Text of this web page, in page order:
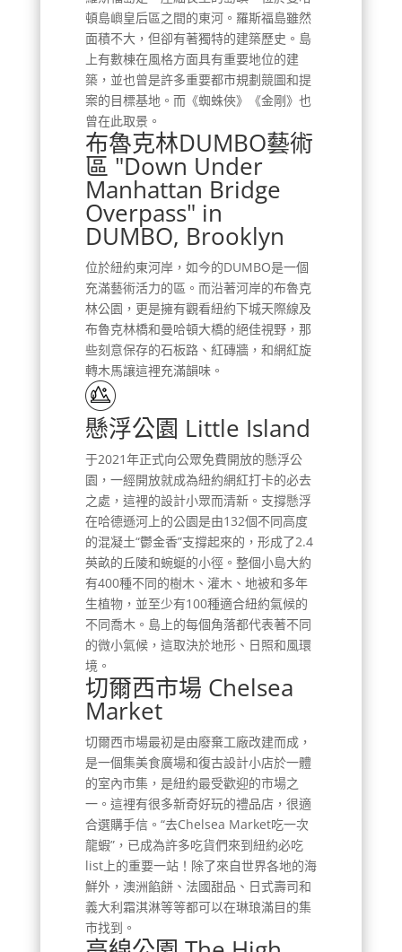
頓島嶼皇后區之間的東河。羅斯福島雖然
面積不大，但卻有著獨特的建築歷史。島
上有數棟在風格方面具有重要地位的建
築，並也曾是許多重要都市規劃競圖和提
案的目標基地。而《蜘蛛俠》《金剛》也
曾在此取景。
布魯克林DUMBO藝術
區 "Down Under
Manhattan Bridge
Overpass" in
DUMBO, Brooklyn
位於紐約東河岸，如今的DUMBO是一個
充滿藝術活力的區。而沿著河岸的布魯克
林公園，更是擁有觀看紐約下城天際線及
布魯克林橋和曼哈頓大橋的絕佳視野，那
些刻意保存的石板路、紅磚牆，和網紅旋
轉木馬讓這裡充滿韻味。
懸浮公園 Little Island
于2021年正式向公眾免費開放的懸浮公
園，一經開放就成為紐約網紅打卡的必去
之處，這裡的設計小眾而清新。支撐懸浮
在哈德遜河上的公園是由132個不同高度
的混凝土“鬱金香”支撐起來的，形成了2.4
英畝的丘陵和蜿蜒的小徑。整個小島大約
有400種不同的樹木、灌木、地被和多年
生植物，並至少有100種適合紐約氣候的
不同喬木。島上的每個角落都代表著不同
的微小氣候，這取決於地形、日照和風環
境。
切爾西市場 Chelsea
Market
切爾西市場最初是由廢棄工廠改建而成，
是一個集美食廣場和復古設計小店於一體
的室內市集，是紐約最受歡迎的市場之
一。這裡有很多新奇好玩的禮品店，很適
合選購手信。“去Chelsea Market吃一次
龍蝦”，已成為許多吃貨們來到紐約必吃
list上的重要一站！除了來自世界各地的海
鮮外，澳洲餡餅、法國甜品、日式壽司和
義大利霜淇淋等等都可以在琳琅滿目的集
市找到。